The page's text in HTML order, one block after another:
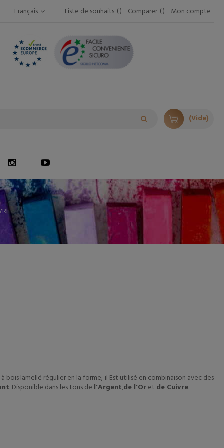
Liste de souhaits Comparer Mon compte
Français
(Vide)
bois lamellé régulier en la forme; il Est utilisé en combinaison avec des
. Disponible dans les tons de l'Argent,de l'Oret de Cuivre.